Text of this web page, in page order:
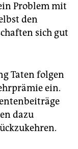
Problem mit
den
sich gut
Taten folgen
ein.
dazu